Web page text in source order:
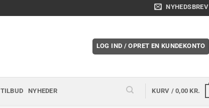
NYHEDSBREV
LOG IND / OPRET EN KUNDEKONTO
TILBUD NYHEDER KURV /0,00KR.